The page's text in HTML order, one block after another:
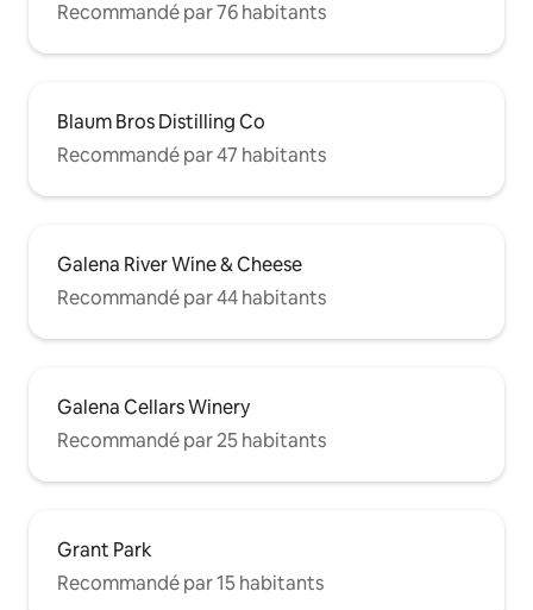
Recommandé par 76 habitants
Blaum Bros Distilling Co
Recommandé par 47 habitants
Galena River Wine & Cheese
Recommandé par 44 habitants
Galena Cellars Winery
Recommandé par 25 habitants
Grant Park
Recommandé par 15 habitants